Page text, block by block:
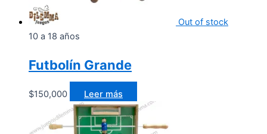
Out of stock
10 a 18 años
Futbolín Grande
$150,000 Leer más